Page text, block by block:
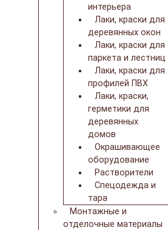
интерьера
Лаки, краски для
деревянных окон
Лаки, краски для
паркета и лестниц
Лаки, краски для
профилей ПВХ
Лаки, краски,
герметики для
деревянных
домов
Окрашивающее
оборудование
Растворители
Спецодежда и
тара
Монтажные и
отделочные материалы